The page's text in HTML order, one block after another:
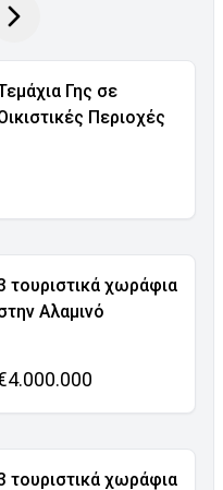
Γης σε
Περιοχές
τουριστικά χωράφια
Αλαμινό
τουριστικά χωράφια